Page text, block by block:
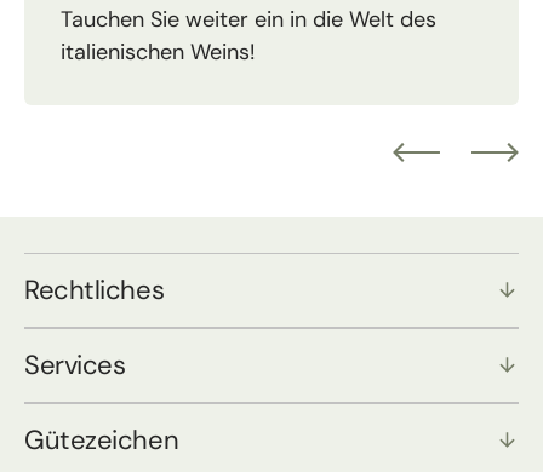
Tauchen Sie weiter ein in die Welt des
italienischen Weins!
Rechtliches
Services
Gütezeichen